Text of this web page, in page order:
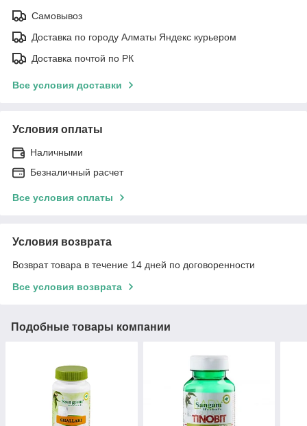
Самовывоз
Доставка по городу Алматы Яндекс курьером
Доставка почтой по РК
Все условия доставки
Условия оплаты
Наличными
Безналичный расчет
Все условия оплаты
Условия возврата
Возврат товара в течение 14 дней по договоренности
Все условия возврата
Подобные товары компании